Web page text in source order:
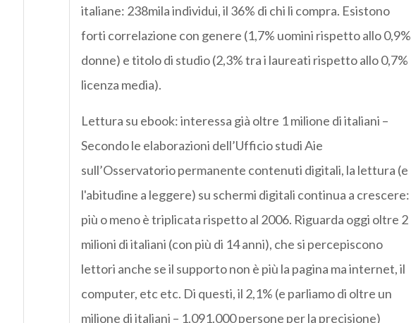
italiane: 238mila individui, il 36% di chi li compra. Esistono
forti correlazione con genere (1,7% uomini rispetto allo 0,9%
donne) e titolo di studio (2,3% tra i laureati rispetto allo 0,7%
licenza media).
Lettura su ebook: interessa già oltre 1 milione di italiani –
Secondo le elaborazioni dell’Ufficio studi Aie
sull’Osservatorio permanente contenuti digitali, la lettura (e
l'abitudine a leggere) su schermi digitali continua a crescere:
più o meno è triplicata rispetto al 2006. Riguarda oggi oltre 2
milioni di italiani (con più di 14 anni), che si percepiscono
lettori anche se il supporto non è più la pagina ma internet, il
computer, etc etc. Di questi, il 2,1% (e parliamo di oltre un
milione di italiani – 1.091.000 persone per la precisione)